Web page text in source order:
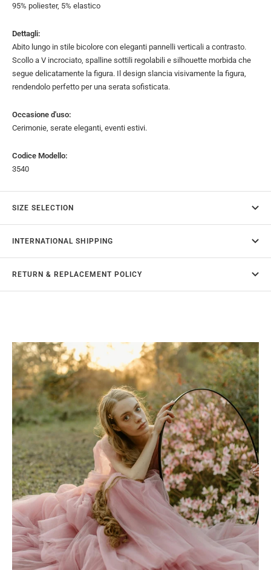
95% poliester, 5% elastico
Dettagli:
Abito lungo in stile bicolore con eleganti pannelli verticali a contrasto.
Scollo a V incrociato, spalline sottili regolabili e silhouette morbida che
segue delicatamente la figura. Il design slancia visivamente la figura,
rendendolo perfetto per una serata sofisticata.
Occasione d'uso:
Cerimonie, serate eleganti, eventi estivi.
Codice Modello:
3540
SIZE SELECTION
INTERNATIONAL SHIPPING
RETURN & REPLACEMENT POLICY